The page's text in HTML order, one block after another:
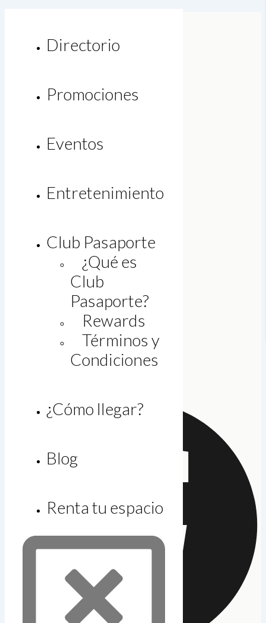
Directorio
Promociones
Eventos
Entretenimiento
Club Pasaporte
¿Qué es
Club
Pasaporte?
Rewards
Términos y
Condiciones
¿Cómo llegar?
Blog
Renta tu espacio
Legal
Bolsa de trabajo